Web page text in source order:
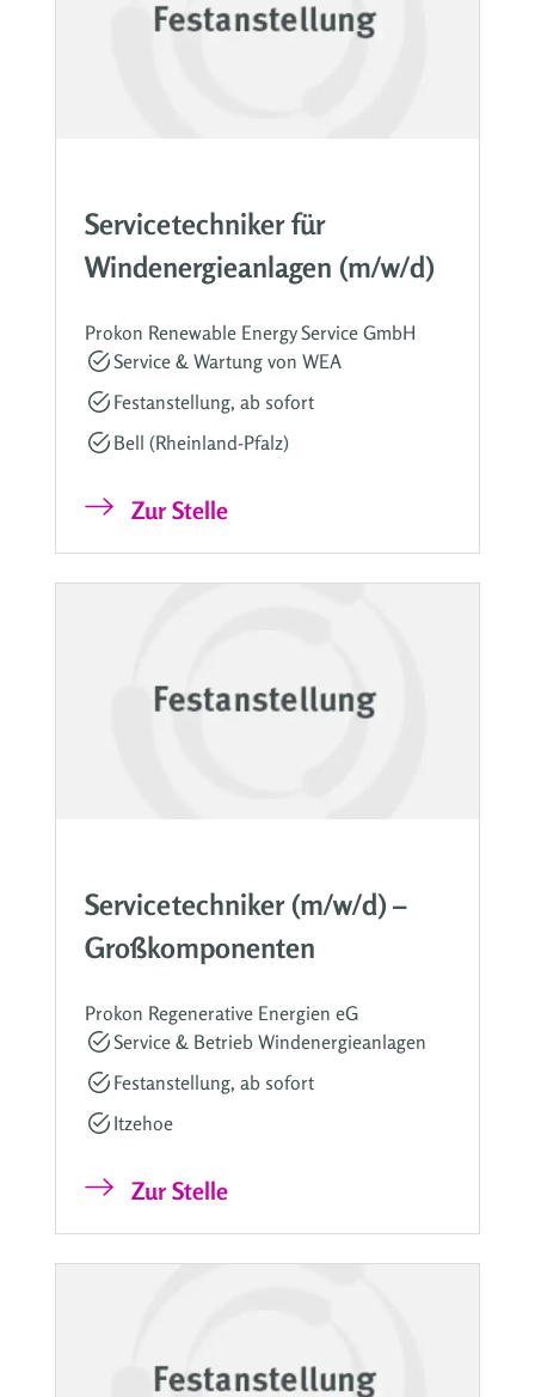
Servicetechniker für
Windenergieanlagen (m/w/d)
Prokon Renewable Energy Service GmbH
Service & Wartung von WEA
Festanstellung, ab sofort
Bell (Rheinland-Pfalz)
Zur Stelle
Servicetechniker (m/w/d) –
Großkomponenten
Prokon Regenerative Energien eG
Service & Betrieb Windenergieanlagen
Festanstellung, ab sofort
Itzehoe
Zur Stelle